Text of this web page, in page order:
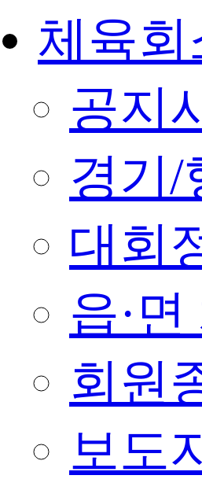
체육회
공지
경기/
대회
읍·
회원
보도